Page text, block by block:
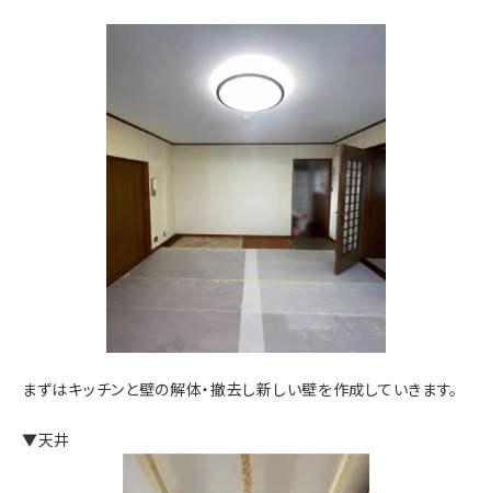
まずはキッチンと壁の解体・撤去し新しい壁を作成していきます。
▼天井